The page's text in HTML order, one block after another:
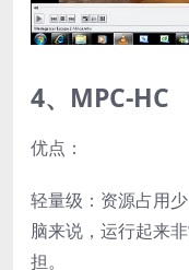
4、MPC-HC
优点：
轻量级：资源占用
脑来说，运行起来
担。